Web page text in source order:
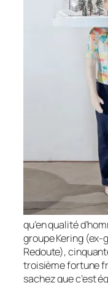
qu’en qualité
groupe Kering
Redoute),
troisième fortune
sachez que c’est